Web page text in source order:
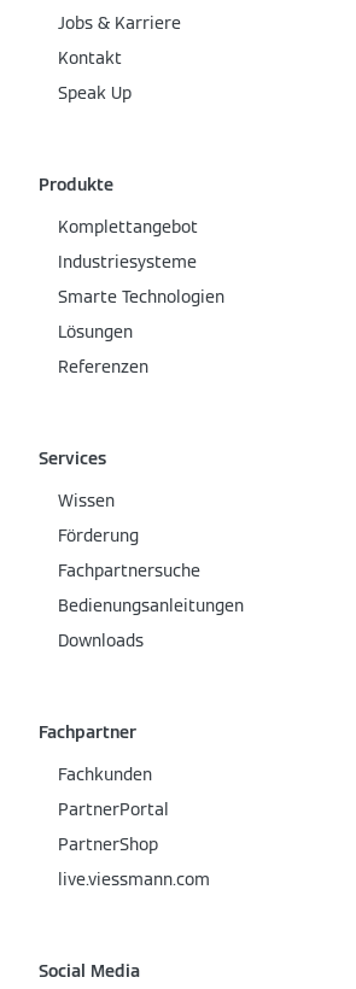
Jobs & Karriere
Kontakt
Speak Up
Produkte
Komplettangebot
Industriesysteme
Smarte Technologien
Lösungen
Referenzen
Services
Wissen
Förderung
Fachpartnersuche
Bedienungsanleitungen
Downloads
Fachpartner
Fachkunden
PartnerPortal
PartnerShop
live.viessmann.com
Social Media